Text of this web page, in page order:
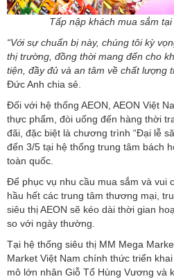
Tấp nập khách mua sắm
“Với sự chuẩn bị này, chúng tôi kỳ
thị trường, đồng thời mang đến cho
tiện, đầy đủ và an tâm về chất lượng
Đức Anh chia sẻ.
Đối với hệ thống AEON, AEON Việt
thực phẩm, đòi uống đến hàng thời
đãi, đặc biệt là chương trình “Đại lễ
đến 3/5 tại hệ thống trung tâm bách
toàn quốc.
Để phục vụ nhu cầu mua sắm và vui
hầu hết các trung tâm thương mại,
siêu thị AEON sẽ kéo dài thời gian
so với ngày thường.
Tại hệ thống siêu thị MM Mega
Market Việt Nam chính thức triển
mô lớn nhân Giỗ Tổ Hùng Vương và